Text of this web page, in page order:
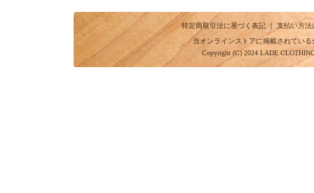
特定商取引法に基づく表記｜ 支払い方法
当オンラインストアに掲載されてい
Copyright (C) 2024 LADE